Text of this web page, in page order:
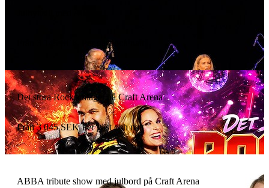
Per gäst och natt
Det stora Rockschlaget på Craft Arena
Från 3 045 SEK Per gäst och natt
ABBA tribute show med julbord på Craft Arena